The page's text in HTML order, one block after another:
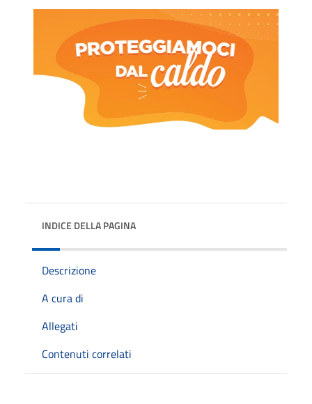
INDICE DELLA PAGINA
Descrizione
A cura di
Allegati
Contenuti correlati